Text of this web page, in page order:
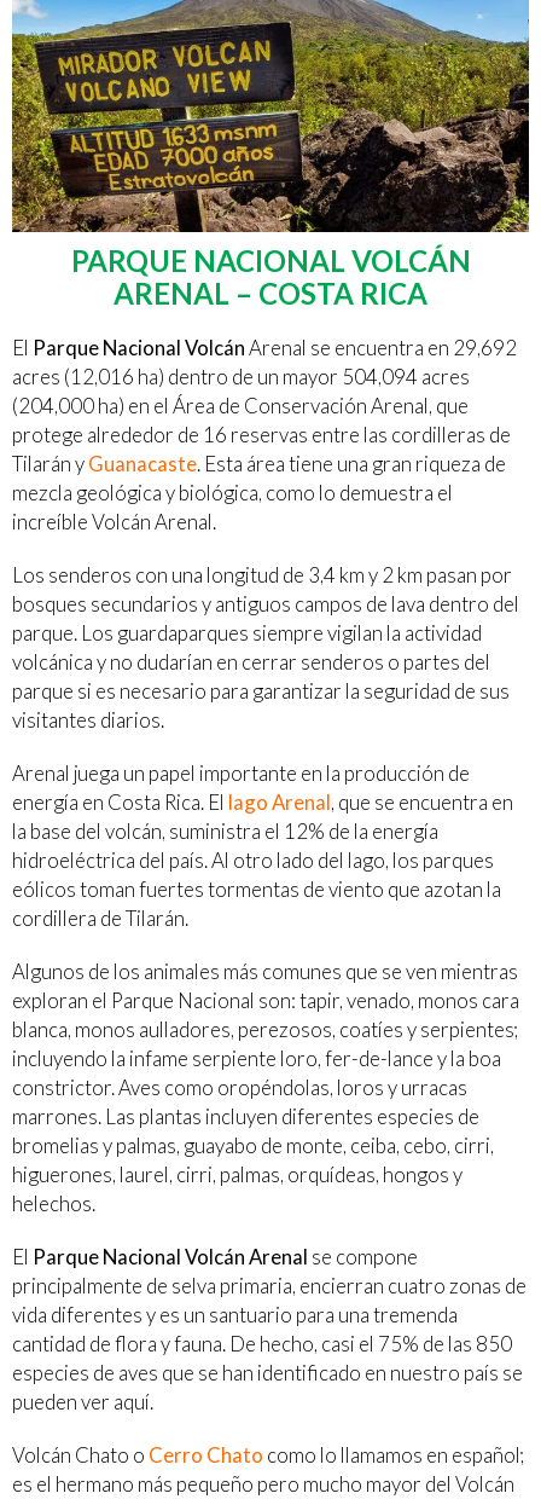
PARQUE NACIONAL VOLCÁN
ARENAL – COSTA RICA
El Parque Nacional VolcánArenal se encuentra en 29,692
acres (12,016 ha) dentro de un mayor 504,094 acres
(204,000 ha) en el Área de Conservación Arenal, que
protege alrededor de 16 reservas entre las cordilleras de
Tilarán yGuanacaste. Esta área tiene una gran riqueza de
mezcla geológica y biológica, como lo demuestra el
increíble Volcán Arenal.
Los senderos con una longitud de 3,4 km y 2 km pasan por
bosques secundarios y antiguos campos de lava dentro del
parque. Los guardaparques siempre vigilan la actividad
volcánica y no dudarían en cerrar senderos o partes del
parque si es necesario para garantizar la seguridad de sus
visitantes diarios.
Arenal juega un papel importante en la producción de
energía en Costa Rica. El lago Arenal, que se encuentra en
la base del volcán, suministra el 12% de la energía
hidroeléctrica del país. Al otro lado del lago, los parques
eólicos toman fuertes tormentas de viento que azotan la
cordillera de Tilarán.
Algunos de los animales más comunes que se ven mientras
exploran el Parque Nacional son: tapir, venado, monos cara
blanca, monos aulladores, perezosos, coatíes y serpientes;
incluyendo la infame serpiente loro, fer-de-lance y la boa
constrictor. Aves como oropéndolas, loros y urracas
marrones. Las plantas incluyen diferentes especies de
bromelias y palmas, guayabo de monte, ceiba, cebo, cirri,
higuerones, laurel, cirri, palmas, orquídeas, hongos y
helechos.
El Parque Nacional Volcán Arenal se compone
principalmente de selva primaria, encierran cuatro zonas de
vida diferentes y es un santuario para una tremenda
cantidad de flora y fauna. De hecho, casi el 75% de las 850
especies de aves que se han identificado en nuestro país se
pueden ver aquí.
Volcán Chato o Cerro Chato como lo llamamos en español;
es el hermano más pequeño pero mucho mayor del Volcán